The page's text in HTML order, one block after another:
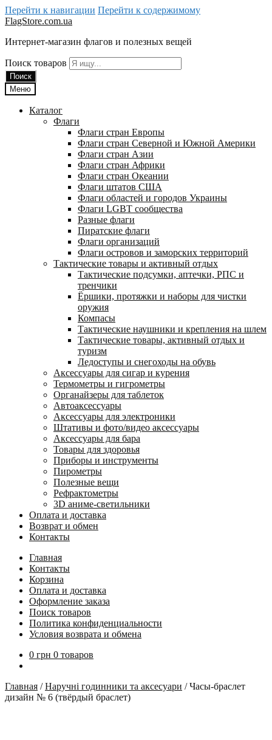
Перейти к навигации Перейти к содержимому
FlagStore.com.ua
Интернет-магазин флагов и полезных вещей
Поиск товаров
Поиск
Меню
Каталог
Флаги
Флаги стран Европы
Флаги стран Северной и Южной Америки
Флаги стран Азии
Флаги стран Африки
Флаги стран Океании
Флаги штатов США
Флаги областей и городов Украины
Флаги LGBT сообщества
Разные флаги
Пиратские флаги
Флаги организаций
Флаги островов и заморских территорий
Тактические товары и активный отдых
Тактические подсумки, аптечки, РПС и
тренчики
Ëршики, протяжки и наборы для чистки
оружия
Компасы
Тактические наушники и крепления на шлем
Тактические товары, активный отдых и
туризм
Ледоступы и снегоходы на обувь
Аксессуары для сигар и курения
Термометры и гигрометры
Органайзеры для таблеток
Автоаксессуары
Аксессуары для электроники
Штативы и фото/видео аксессуары
Аксессуары для бара
Товары для здоровья
Приборы и инструменты
Пирометры
Полезные вещи
Рефрактометры
3D аниме-светильники
Оплата и доставка
Возврат и обмен
Контакты
Главная
Контакты
Корзина
Оплата и доставка
Оформление заказа
Поиск товаров
Политика конфиденциальности
Условия возврата и обмена
0 грн 0 товаров
Главная /Наручні годинники та аксесуари /Часы-браслет
дизайн № 6 (твёрдый браслет)